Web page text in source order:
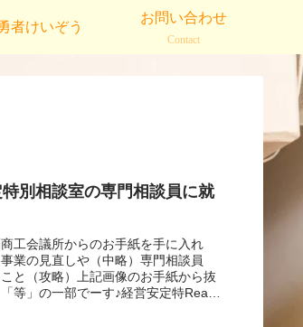
者けいぞう
お問い合わせ
Contact
別相談室の専門相談員に就
工会議所からのお手紙を手に入れ
業の見直しや（中略）専門相談員
と（攻略）上記画像のお手紙から抜
等」の一部でーす♪経営安定特Read